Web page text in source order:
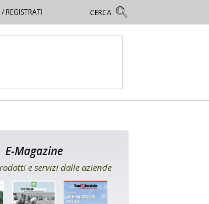
REGISTRATI
E-Magazine
e servizi dalle aziende